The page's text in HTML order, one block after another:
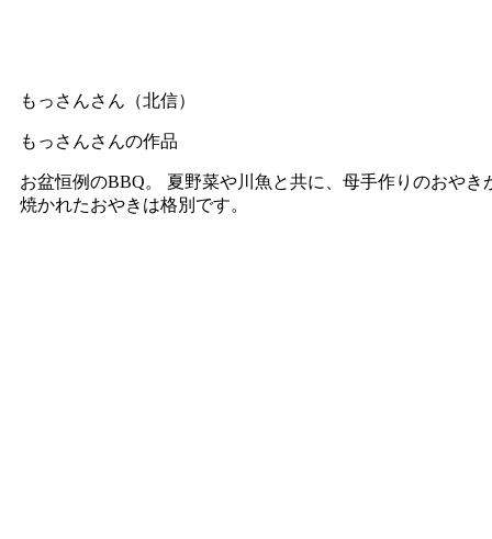
もっさんさん（北信）
もっさんさんの作品
お盆恒例のBBQ。 夏野菜や川魚と共に、母手作りのおや
焼かれたおやきは格別です。